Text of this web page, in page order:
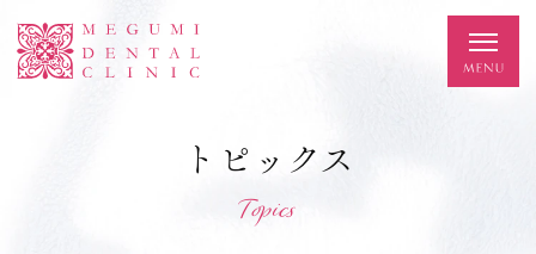
トピックス
Topics